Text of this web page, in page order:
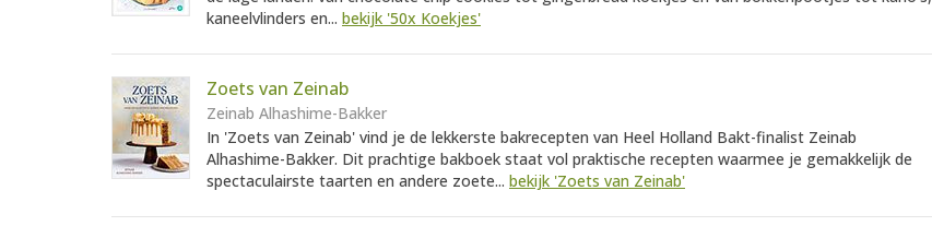
kaneelvlinders en... bekijk '50x Koekjes'
Zoets van Zeinab
Zeinab Alhashime-Bakker
In 'Zoets van Zeinab' vind je de lekkerste bakrecepten van Heel Holland Bakt-finalist Zeinab
Alhashime-Bakker. Dit prachtige bakboek staat vol praktische recepten waarmee je gemakkelijk de
spectaculairste taarten en andere zoete... bekijk 'Zoets van Zeinab'